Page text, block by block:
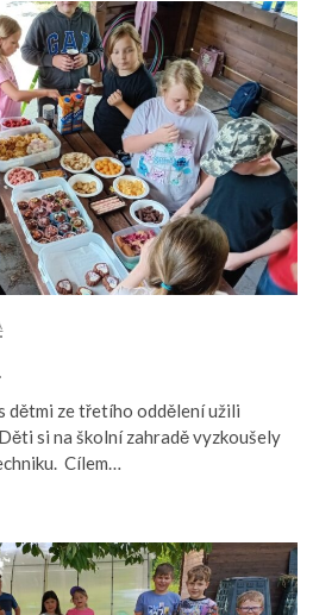
dětmi ze třetího oddělení užili
si na školní zahradě vyzkoušely
Cílem…